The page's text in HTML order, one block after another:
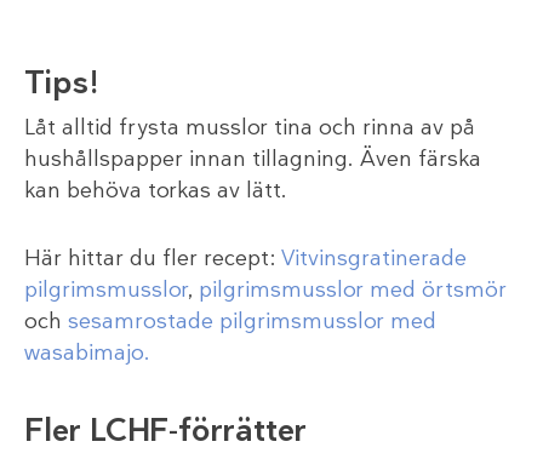
Tips!
Låt alltid frysta musslor tina och rinna av på
hushållspapper innan tillagning. Även färska
kan behöva torkas av lätt.
Här hittar du fler recept: Vitvinsgratinerade
pilgrimsmusslor, pilgrimsmusslor med örtsmör
och sesamrostade pilgrimsmusslor med
wasabimajo.
Fler LCHF-förrätter